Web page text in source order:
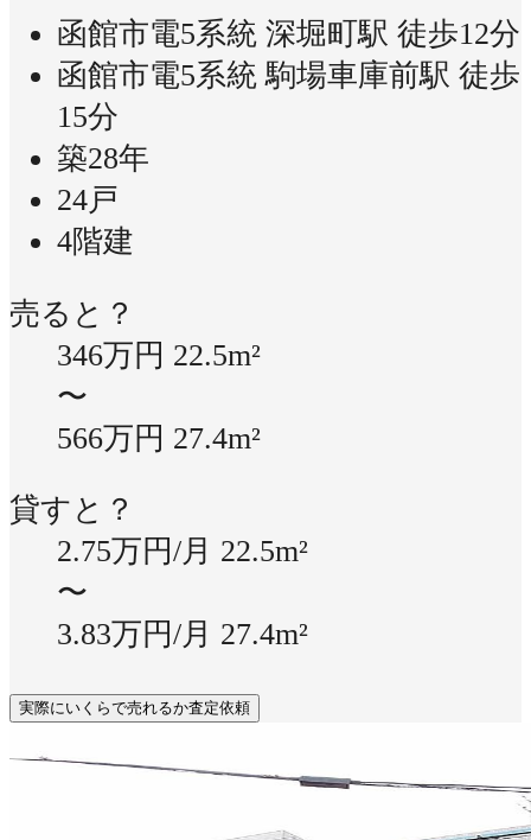
函館市電5系統 深堀町駅 徒歩12分
函館市電5系統 駒場車庫前駅 徒歩
15分
築28年
24戸
4階建
売ると？
346万円 22.5m²
〜
566万円 27.4m²
貸すと？
2.75万円/月 22.5m²
〜
3.83万円/月 27.4m²
実際にいくらで売れるか査定依頼